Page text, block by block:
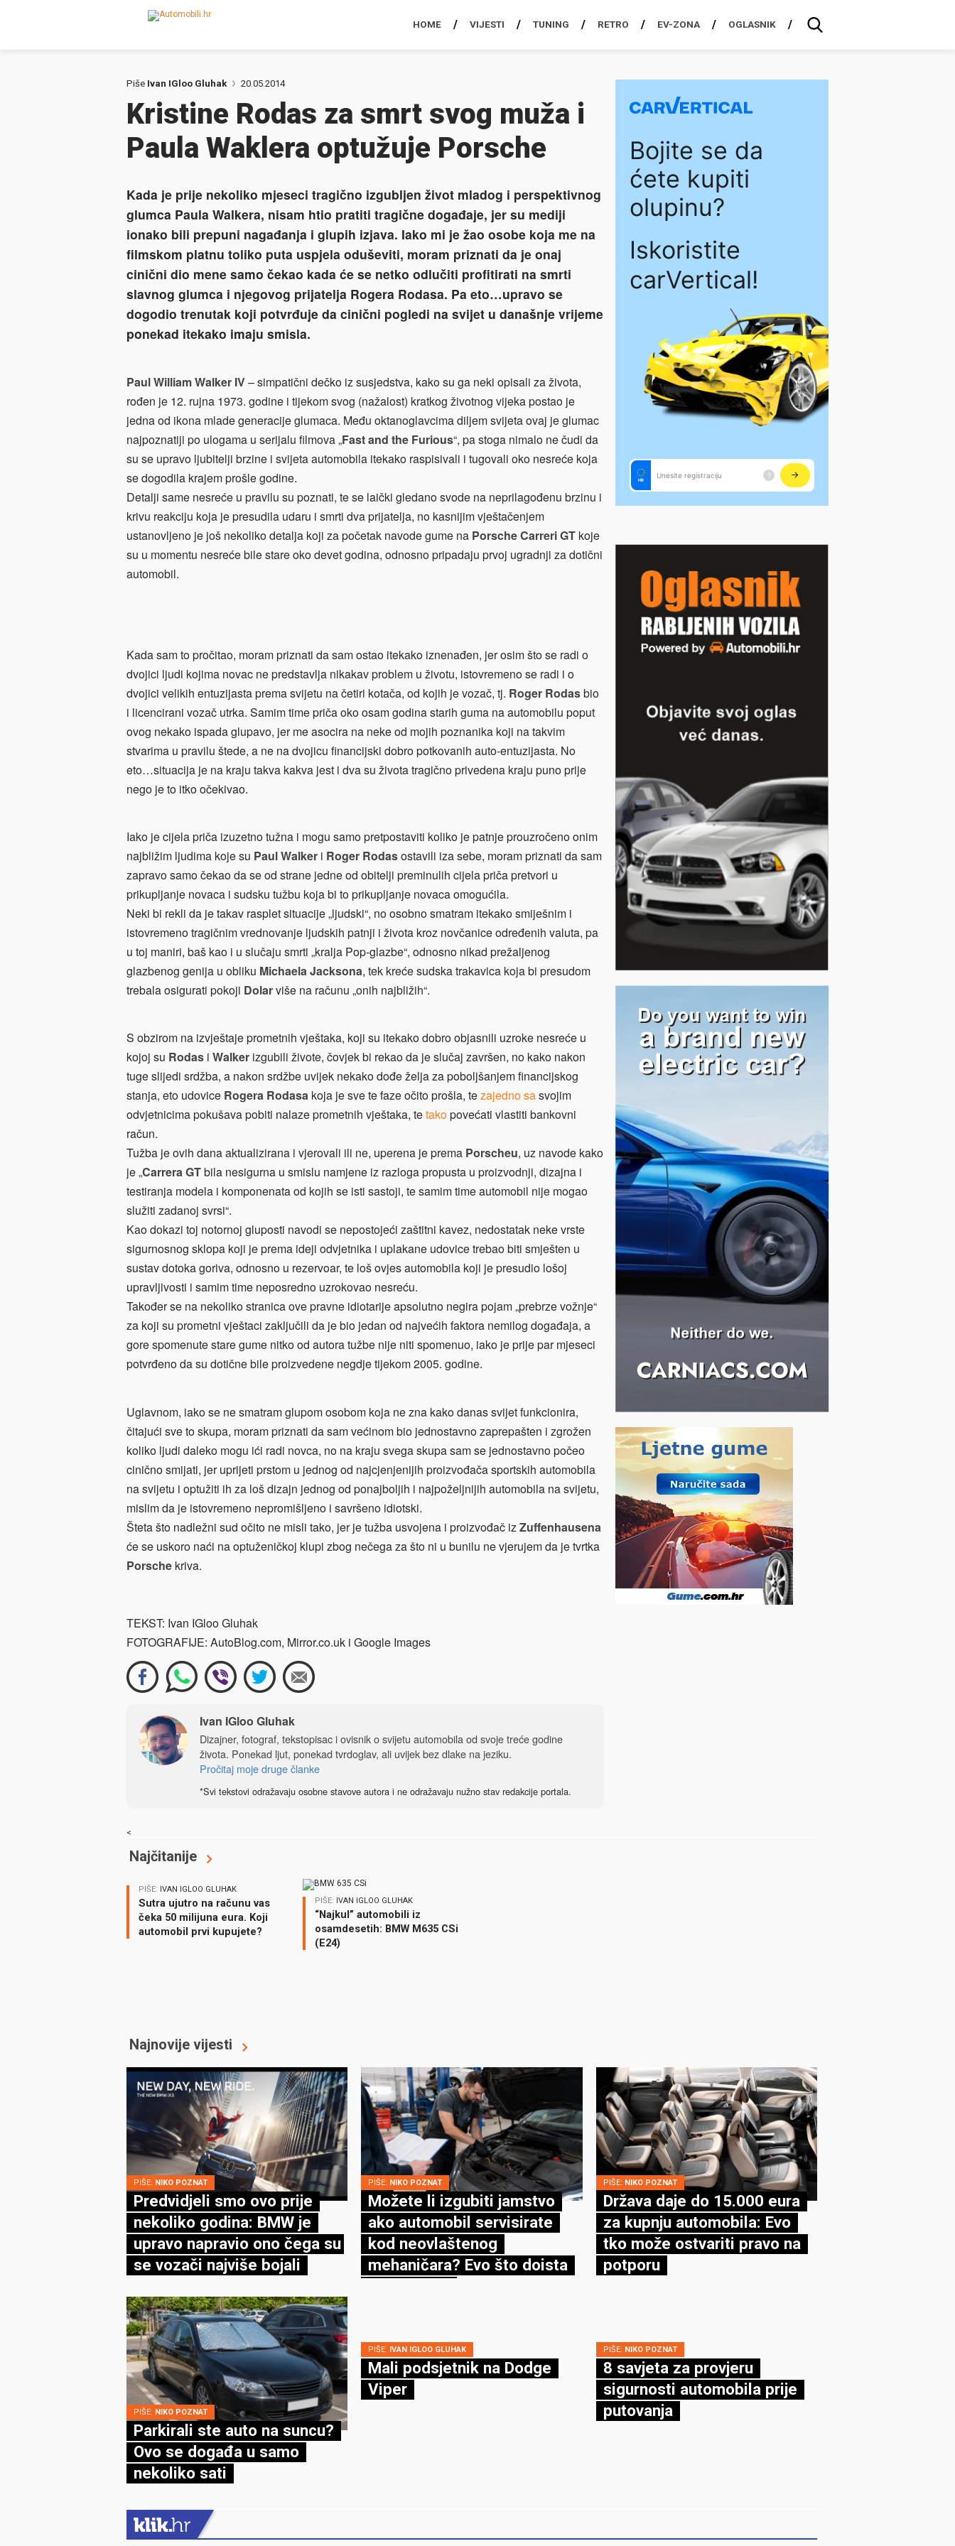
HOME VIJESTI TUNING RETRO EV-ZONA OGLASNIK
Piše Ivan IGloo Gluhak 20.05.2014
Kristine Rodas za smrt svog muža i
Paula Waklera optužuje Porsche
Kada je prije nekoliko mjeseci tragično izgubljen život mladog i perspektivnog
glumca Paula Walkera, nisam htio pratiti tragične događaje, jer su mediji
ionako bili prepuni nagađanja i glupih izjava. Iako mi je žao osobe koja me na
filmskom platnu toliko puta uspjela oduševiti, moram priznati da je onaj
cinični dio mene samo čekao kada će se netko odlučiti profitirati na smrti
slavnog glumca i njegovog prijatelja Rogera Rodasa. Pa eto…upravo se
dogodio trenutak koji potvrđuje da cinični pogledi na svijet u današnje vrijeme
ponekad itekako imaju smisla.
Paul William Walker IV– simpatični dečko iz susjedstva, kako su ga neki opisali za života,
rođen je 12. rujna 1973. godine i tijekom svog (nažalost) kratkog životnog vijeka postao je
jedna od ikona mlade generacije glumaca. Među oktanoglavcima diljem svijeta ovaj je glumac
najpoznatiji po ulogama u serijalu filmova „Fast and the Furious“, pa stoga nimalo ne čudi da
su se upravo ljubitelji brzine i svijeta automobila itekako raspisivali i tugovali oko nesreće koja
se dogodila krajem prošle godine.
Detalji same nesreće u pravilu su poznati, te se laički gledano svode na neprilagođenu brzinu i
krivu reakciju koja je presudila udaru i smrti dva prijatelja, no kasnijim vještačenjem
ustanovljeno je još nekoliko detalja koji za početak navode gume na Porsche Carreri GT koje
su u momentu nesreće bile stare oko devet godina, odnosno pripadaju prvoj ugradnji za dotični
automobil.
Kada sam to pročitao, moram priznati da sam ostao itekako iznenađen, jer osim što se radi o
dvojici ljudi kojima novac ne predstavlja nikakav problem u životu, istovremeno se radi i o
dvojici velikih entuzijasta prema svijetu na četiri kotača, od kojih je vozač, tj. Roger Rodasbio
i licencirani vozač utrka. Samim time priča oko osam godina starih guma na automobilu poput
ovog nekako ispada glupavo, jer me asocira na neke od mojih poznanika koji na takvim
stvarima u pravilu štede, a ne na dvojicu financijski dobro potkovanih auto-entuzijasta. No
eto…situacija je na kraju takva kakva jest i dva su života tragično privedena kraju puno prije
nego je to itko očekivao.
Iako je cijela priča izuzetno tužna i mogu samo pretpostaviti koliko je patnje prouzročeno onim
najbližim ljudima koje su Paul Walker i Roger Rodasostavili iza sebe, moram priznati da sam
zapravo samo čekao da se od strane jedne od obitelji preminulih cijela priča pretvori u
prikupljanje novaca i sudsku tužbu koja bi to prikupljanje novaca omogućila.
Neki bi rekli da je takav rasplet situacije „ljudski“, no osobno smatram itekako smiješnim i
istovremeno tragičnim vrednovanje ljudskih patnji i života kroz novčanice određenih valuta, pa
u toj maniri, baš kao i u slučaju smrti „kralja Pop-glazbe“, odnosno nikad prežaljenog
glazbenog genija u obliku Michaela Jacksona, tek kreće sudska trakavica koja bi presudom
trebala osigurati pokoji Dolarviše na računu „onih najbližih“.
S obzirom na izvještaje prometnih vještaka, koji su itekako dobro objasnili uzroke nesreće u
kojoj su Rodas i Walker izgubili živote, čovjek bi rekao da je slučaj završen, no kako nakon
tuge slijedi srdžba, a nakon srdžbe uvijek nekako dođe želja za poboljšanjem financijskog
stanja, eto udovice Rogera Rodasa koja je sve te faze očito prošla, tezajedno sasvojim
odvjetnicima pokušava pobiti nalaze prometnih vještaka, tetakopovećati vlastiti bankovni
račun.
Tužba je ovih dana aktualizirana i vjerovali ili ne, uperena je prema Porscheu, uz navode kako
je „Carrera GTbila nesigurna u smislu namjene iz razloga propusta u proizvodnji, dizajna i
testiranja modela i komponenata od kojih se isti sastoji, te samim time automobil nije mogao
služiti zadanoj svrsi“.
Kao dokazi toj notornoj gluposti navodi se nepostojeći zaštitni kavez, nedostatak neke vrste
sigurnosnog sklopa koji je prema ideji odvjetnika i uplakane udovice trebao biti smješten u
sustav dotoka goriva, odnosno u rezervoar, te loš ovjes automobila koji je presudio lošoj
upravljivosti i samim time neposredno uzrokovao nesreću.
Također se na nekoliko stranica ove pravne idiotarije apsolutno negira pojam „prebrze vožnje“
za koji su prometni vještaci zaključili da je bio jedan od najvećih faktora nemilog događaja, a
gore spomenute stare gume nitko od autora tužbe nije niti spomenuo, iako je prije par mjeseci
potvrđeno da su dotične bile proizvedene negdje tijekom 2005. godine.
Uglavnom, iako se ne smatram glupom osobom koja ne zna kako danas svijet funkcionira,
čitajući sve to skupa, moram priznati da sam većinom bio jednostavno zaprepašten i zgrožen
koliko ljudi daleko mogu ići radi novca, no na kraju svega skupa sam se jednostavno počeo
cinično smijati, jer uprijeti prstom u jednog od najcjenjenijih proizvođača sportskih automobila
na svijetu i optužiti ih za loš dizajn jednog od ponajboljih i najpoželjnijih automobila na svijetu,
mislim da je istovremeno nepromišljeno i savršeno idiotski.
Šteta što nadležni sud očito ne misli tako, jer je tužba usvojena i proizvođač izZuffenhausena
će se uskoro naći na optuženičkoj klupi zbog nečega za što ni u bunilu ne vjerujem da je tvrtka
Porsche kriva.
TEKST: Ivan IGloo Gluhak
FOTOGRAFIJE: AutoBlog.com, Mirror.co.uk i Google Images
Ivan IGloo Gluhak
Dizajner, fotograf, tekstopisac i ovisnik o svijetu automobila od svoje treće godine
života. Ponekad ljut, ponekad tvrdoglav, ali uvijek bez dlake na jeziku.
Pročitaj moje druge članke
*Svi tekstovi odražavaju osobne stavove autora i ne odražavaju nužno stav redakcije portala.
<
Najčitanije
PIŠE: IVAN IGLOO GLUHAK
Sutra ujutro na računu vas
čeka 50 milijuna eura. Koji
automobil prvi kupujete?
PIŠE: IVAN IGLOO GLUHAK
“Najkul” automobili iz
osamdesetih: BMW M635 CSi
(E24)
Najnovije vijesti
PIŠE: NIKO POZNAT
Predvidjeli smo ovo prije
nekoliko godina: BMW je
upravo napravio ono čega su
se vozači najviše bojali
PIŠE: NIKO POZNAT
Možete li izgubiti jamstvo
ako automobil servisirate
kod neovlaštenog
mehaničara? Evo što doista
PIŠE: NIKO POZNAT
Država daje do 15.000 eura
za kupnju automobila: Evo
tko može ostvariti pravo na
potporu
PIŠE: NIKO POZNAT
Parkirali ste auto na suncu?
Ovo se događa u samo
nekoliko sati
PIŠE: IVAN IGLOO GLUHAK
Mali podsjetnik na Dodge
Viper
PIŠE: NIKO POZNAT
8 savjeta za provjeru
sigurnosti automobila prije
putovanja